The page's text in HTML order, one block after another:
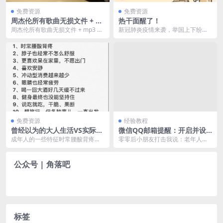
免费资源
周杰伦所有歌曲无损文件 + m
p3
周杰伦所有歌曲无损文件 + mp3 话
免费资源
热干面醒了！
新冠肺炎疫情来袭，举国上下纷纷
免费资源
曾经以为的大人生活VS实际大
人的生活
成年人的一些特征时常腰酸背疼脖
经验教程
微信QQ邮箱提醒：开启并设
置提醒后仍没有邮件提醒原因
零零后小朋友打击我说：老年人才
公众号 | 角落吧
标签